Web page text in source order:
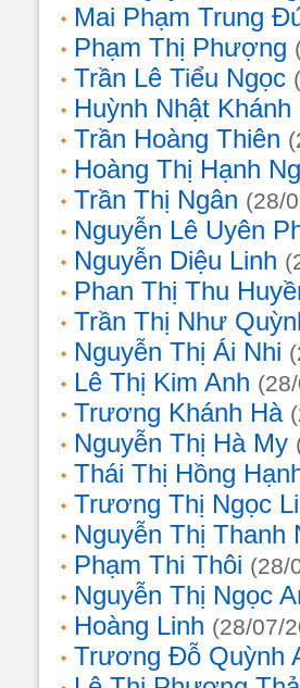
Mai Phạm Trung
Phạm Thị Phượng
Trần Lê Tiểu Ngọc
Huỳnh Nhật Khánh
Trần Hoàng Thiên
Hoàng Thị Hạnh
Trần Thị Ngân (28/
Nguyễn Lê Uyên
Nguyễn Diệu Linh
Phan Thị Thu
Trần Thị Như
Nguyễn Thị Ái Nhi
Lê Thị Kim Anh
Trương Khánh Hà
Nguyễn Thị Hà My
Thái Thị Hồng
Trương Thị Ngọc
Nguyễn Thị Thanh
Phạm Thi Thôi (28/
Nguyễn Thị Ngọc
Hoàng Linh (28/07/
Trương Đỗ Quỳnh